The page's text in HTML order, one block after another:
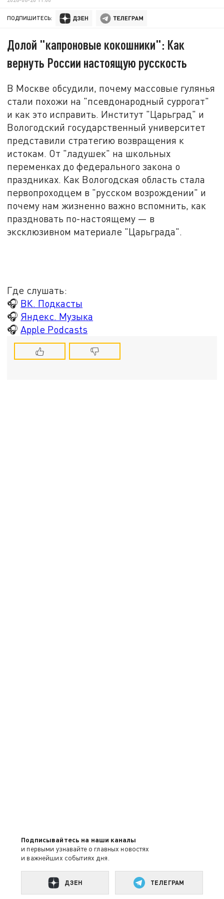
ПОДПИШИТЕСЬ:
Долой "капроновые кокошники": Как
вернуть России настоящую русскость
В Москве обсудили, почему массовые гулянья
стали похожи на "псевдонародный суррогат"
и как это исправить. Институт "Царьград" и
Вологодский государственный университет
представили стратегию возвращения к
истокам. От "ладушек" на школьных
переменках до федерального закона о
праздниках. Как Вологодская область стала
первопроходцем в "русском возрождении" и
почему нам жизненно важно вспомнить, как
праздновать по-настоящему — в
эксклюзивном материале "Царьграда".
Где слушать:
🎧 ВК. Подкасты
🎧 Яндекс. Музыка
🎧Apple Podcasts
Подписывайтесь на наши каналы
и первыми узнавайте о главных новостях
и важнейших событиях дня.
ДЗЕН ТЕЛЕГРАМ